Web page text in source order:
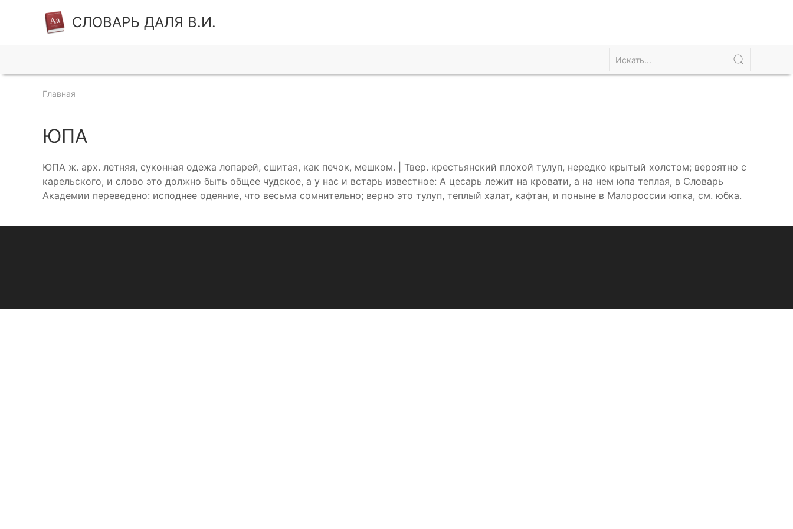
СЛОВАРЬ ДАЛЯ В.И.
Главная
ЮПА
ЮПА ж. арх. летняя, суконная одежа лопарей, сшитая, как печок, мешком. | Твер. крестьянский плохой тулуп, нередко крытый холстом; вероятно с
карельского, и слово это должно быть общее чудское, а у нас и встарь известное: А цесарь лежит на кровати, а на нем юпа теплая, в Словарь
Академии переведено: исподнее одеяние, что весьма сомнительно; верно это тулуп, теплый халат, кафтан, и поныне в Малороссии юпка, см. юбка.